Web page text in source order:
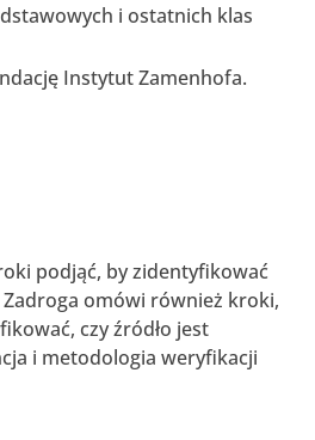
i ostatnich klas
Instytut Zamenhofa.
podjąć, by zidentyfikować
omówi również kroki,
czy źródło jest
i metodologia weryfikacji